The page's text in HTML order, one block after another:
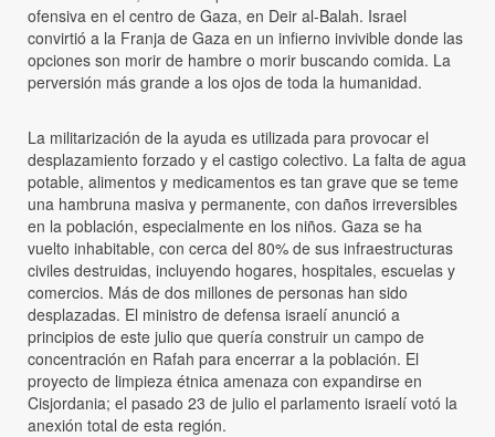
ofensiva en el centro de Gaza, en Deir al-Balah. Israel
convirtió a la Franja de Gaza en un infierno invivible donde las
opciones son morir de hambre o morir buscando comida. La
perversión más grande a los ojos de toda la humanidad.
La militarización de la ayuda es utilizada para provocar el
desplazamiento forzado y el castigo colectivo. La falta de agua
potable, alimentos y medicamentos es tan grave que se teme
una hambruna masiva y permanente, con daños irreversibles
en la población, especialmente en los niños. Gaza se ha
vuelto inhabitable, con cerca del 80% de sus infraestructuras
civiles destruidas, incluyendo hogares, hospitales, escuelas y
comercios. Más de dos millones de personas han sido
desplazadas. El ministro de defensa israelí anunció a
principios de este julio que quería construir un campo de
concentración en Rafah para encerrar a la población. El
proyecto de limpieza étnica amenaza con expandirse en
Cisjordania; el pasado 23 de julio el parlamento israelí votó la
anexión total de esta región.